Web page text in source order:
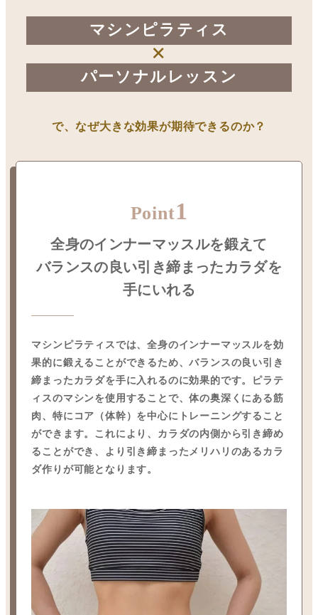
マシンピラティス
×
パーソナルレッスン
で、なぜ大きな効果が期待できるのか？
Point1
全身のインナーマッスルを鍛えて
バランスの良い引き締まったカラダを
手にいれる
マシンピラティスでは、全身のインナーマッスルを効
果的に鍛えることができるため、バランスの良い引き
締まったカラダを手に入れるのに効果的です。ピラテ
ィスのマシンを使用することで、体の奥深くにある筋
肉、特にコア（体幹）を中心にトレーニングすること
ができます。これにより、カラダの内側から引き締め
ることができ、より引き締まったメリハリのあるカラ
ダ作りが可能となります。